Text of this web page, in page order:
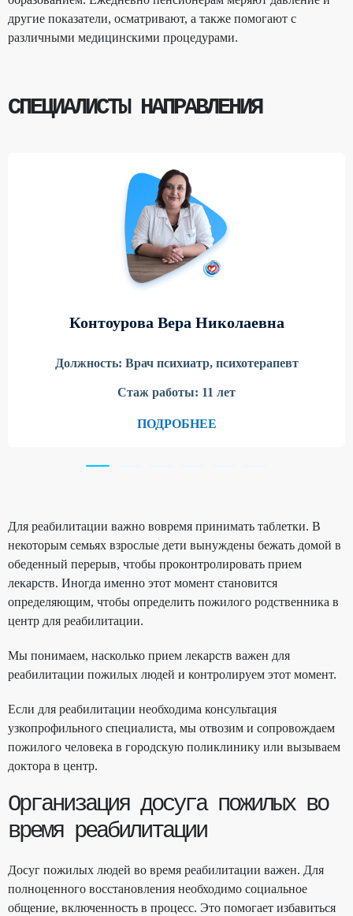
другие показатели, осматривают, а также помогают с
различными медицинскими процедурами.
СПЕЦИАЛИСТЫ НАПРАВЛЕНИЯ
Контоурова Вера Николаевна
Должность: Врач психиатр, психотерапевт
Стаж работы: 11 лет
ПОДРОБНЕЕ
Для реабилитации важно вовремя принимать таблетки. В
некоторым семьях взрослые дети вынуждены бежать домой в
обеденный перерыв, чтобы проконтролировать прием
лекарств. Иногда именно этот момент становится
определяющим, чтобы определить пожилого родственника в
центр для реабилитации.
Мы понимаем, насколько прием лекарств важен для
реабилитации пожилых людей и контролируем этот момент.
Если для реабилитации необходима консультация
узкопрофильного специалиста, мы отвозим и сопровождаем
пожилого человека в городскую поликлинику или вызываем
доктора в центр.
Организация досуга пожилых во
время реабилитации
Досуг пожилых людей во время реабилитации важен. Для
полноценного восстановления необходимо социальное
общение, включенность в процесс. Это помогает избавиться